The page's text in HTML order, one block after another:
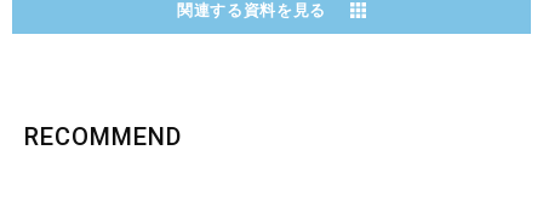
関連する資料を見る
RECOMMEND